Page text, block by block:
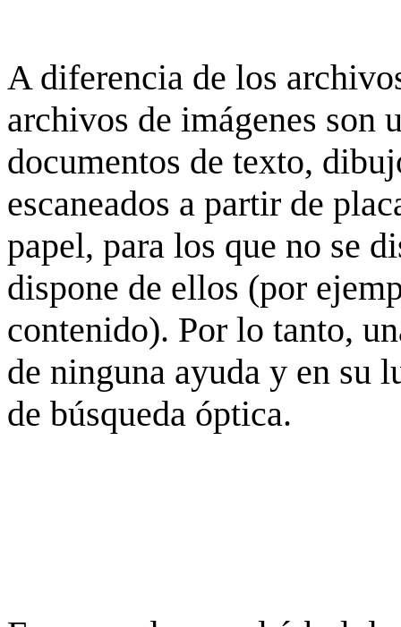
A diferencia de los
archivos de imágenes son
documentos de texto,
escaneados a partir de
papel, para los que no se
dispone de ellos (por
contenido). Por lo tanto,
de ninguna ayuda y en su
de búsqueda óptica.